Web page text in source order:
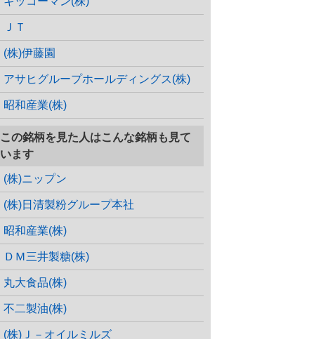
ＪＴ
(株)伊藤園
アサヒグループホールディングス(株)
昭和産業(株)
この銘柄を見た人はこんな銘柄も見て
います
(株)ニップン
(株)日清製粉グループ本社
昭和産業(株)
ＤＭ三井製糖(株)
丸大食品(株)
不二製油(株)
(株)Ｊ－オイルミルズ